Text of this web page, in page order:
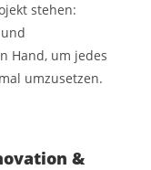
stehen:
Hand, um jedes
umzusetzen.
&